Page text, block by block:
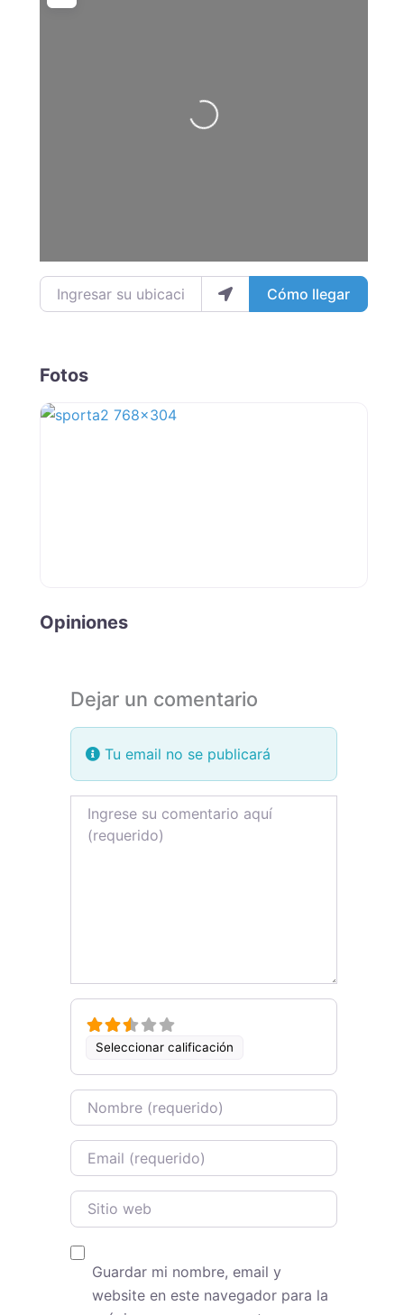
Loading...
Ingresar su ubicación Cómo llegar
Fotos
Opiniones
Dejar un comentario
Tu email no se publicará
Review text
Seleccionar calificación
Name
Email
Sitio web
Guardar mi nombre, email y
website en este navegador para la